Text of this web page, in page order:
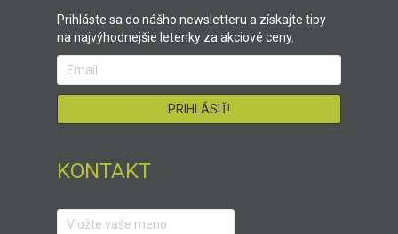
Prihláste sa do nášho newsletteru a získajte tipy
na najvýhodnejšie letenky za akciové ceny.
KONTAKT